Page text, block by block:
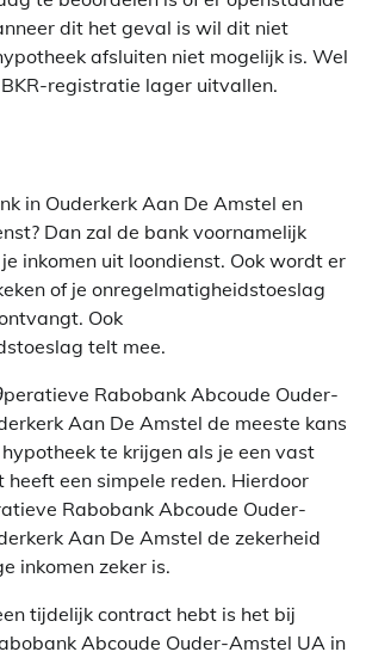
dit het geval is wil dit niet
afsluiten niet mogelijk is. Wel
registratie lager uitvallen.
in Ouderkerk Aan De Amstel en
Dan zal de bank voornamelijk
inkomen uit loondienst. Ook wordt er
of je onregelmatigheidstoeslag
Ook
telt mee.
Rabobank Abcoude Ouder-
Aan De Amstel de meeste kans
te krijgen als je een vast
een simpele reden. Hierdoor
Rabobank Abcoude Ouder-
Aan De Amstel de zekerheid
inkomen zeker is.
tijdelijk contract hebt is het bij
Abcoude Ouder-Amstel UA in